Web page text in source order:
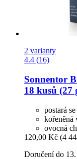
2 varianty
4.4 (16)
Sonnentor
18 kusů (27
postará
kořeněná
ovocná
120,00 Kč (4
Doručení do 13.